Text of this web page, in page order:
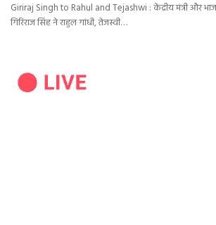
Giriraj Singh to Rahul and Tejashwi : केंद्रीय मंत्री और
गिरिराज सिंह ने राहुल गांधी, तेजस्वी…